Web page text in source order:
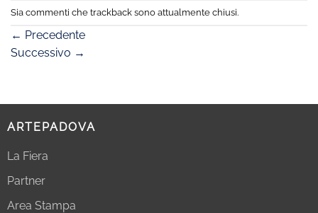
Sia commenti che trackback sono attualmente chiusi.
← Precedente
Successivo →
ARTEPADOVA
La Fiera
Partner
Area Stampa